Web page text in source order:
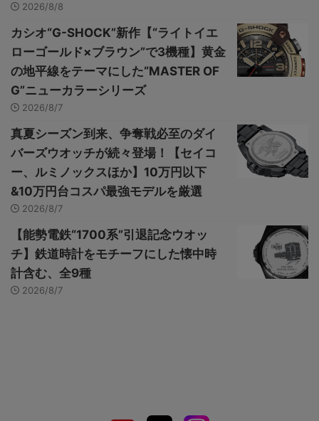
2026/8/8
カシオ“G-SHOCK”新作【“ライトイエ
ローゴールド×ブラウン”で3機種】黄金
の地平線をテーマにした“MASTER OF
G”ニューカラーシリーズ
2026/8/7
真夏シーズン到来、争奪戦必至のダイ
バーズウオッチが続々登場！【セイコ
ー、ルミノックスほか】10万円以下
&10万円台コスパ最強モデルを厳選
2026/8/7
【能勢電鉄“1700系”引退記念ウオッ
チ】鉄道時計をモチーフにした懐中時
計含む、全9種
2026/8/7